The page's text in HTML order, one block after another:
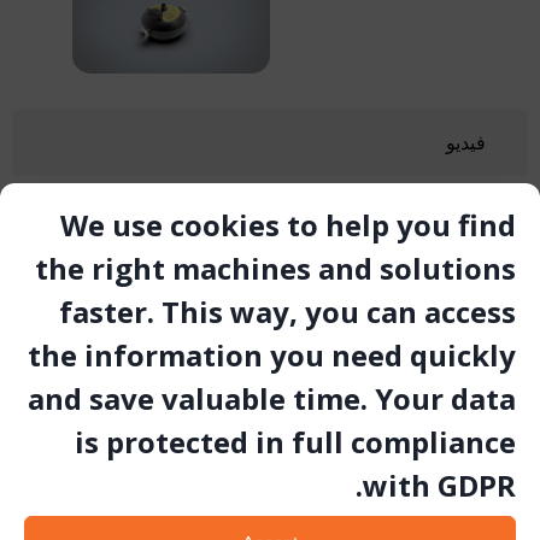
We use cookies to help you find
the right machines and solutions
faster. This way, you can access
the information you need quickly
and save valuable time. Your data
is protected in full compliance
with GDPR.
فيديو
معرض الصور
المنتجات ذات الصلة